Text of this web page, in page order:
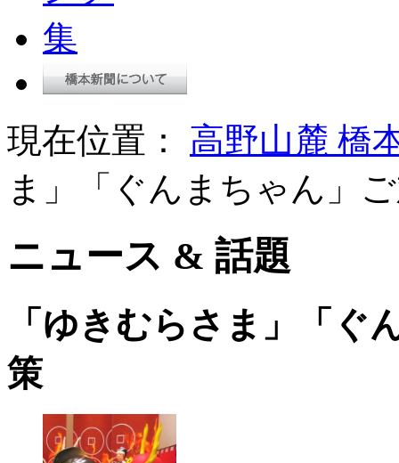
現在位置： 高野山麓 橋
ま」「ぐんまちゃん」
ニュース & 話題
「ゆきむらさま」「ぐ
策